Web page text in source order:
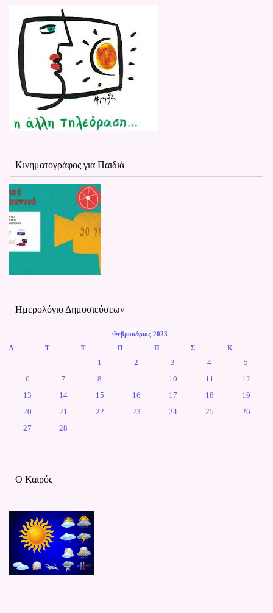
Κινηματογράφος για Παιδιά
Ημερολόγιο Δημοσιεύσεων
Φεβρουάριος 2023
Δ
Τ Τ Π Π Σ Κ
1 2 3 4
5
6
7 8 10 11
12
13
14 15 16 17 18
19
20
21 22 23 24 25
26
27
28
Ο Καιρός